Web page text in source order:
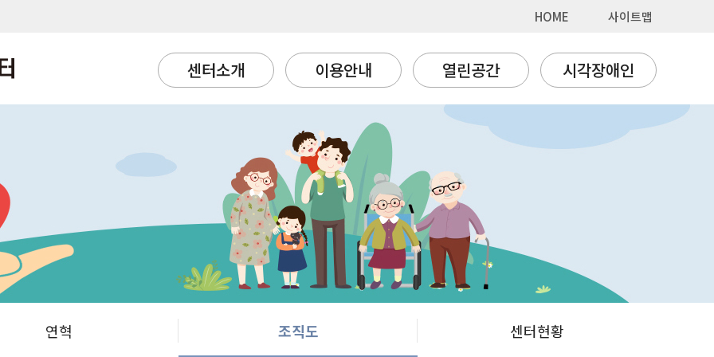
HOME 사이트맵
센터소개 이용안내 열린공간 시각장애인
연혁 조직도 센터현황